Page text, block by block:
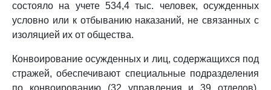
состояло на учете 534,4 тыс. человек, осужденных
условно или к отбыванию наказаний, не связанных с
изоляцией их от общества.
Конвоирование осужденных и лиц, содержащихся под
стражей, обеспечивают специальные подразделения
по конвоированию (32 управления и 39 отделов),